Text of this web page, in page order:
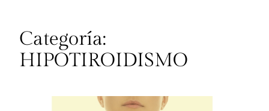
Categoría:
HIPOTIROIDISMO